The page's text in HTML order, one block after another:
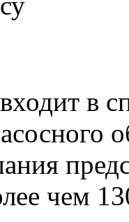
входит в
чем